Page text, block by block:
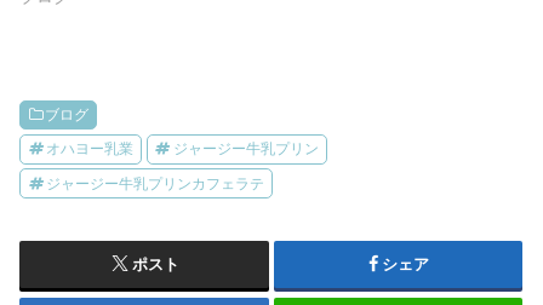
ブログ
オハヨー乳業 ジャージー牛乳プリン
ジャージー牛乳プリンカフェラテ
ポスト シェア